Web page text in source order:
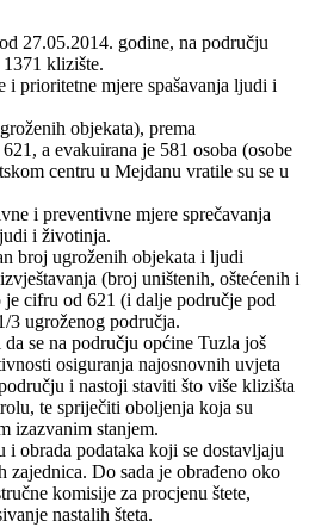
27.05.2014. godine, na području
klizište.
i prioritetne mjere spašavanja ljudi i
objekata), prema
a evakuirana je 581 osoba (osobe
centru u Mejdanu vratile su se u
i preventivne mjere sprečavanja
i životinja.
broj ugroženih objekata i ljudi
(broj uništenih, oštećenih i
cifru od 621 (i dalje područje pod
3 ugroženog područja.
se na području općine Tuzla još
osiguranja najosnovnih uvjeta
i nastoji staviti što više klizišta
te spriječiti oboljenja koja su
izazvanim stanjem.
i obrada podataka koji se dostavljaju
zajednica. Do sada je obrađeno oko
komisije za procjenu štete,
nastalih šteta.